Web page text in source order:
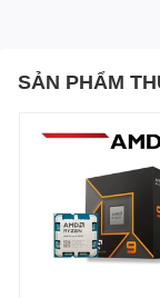
SẢN PHẨM